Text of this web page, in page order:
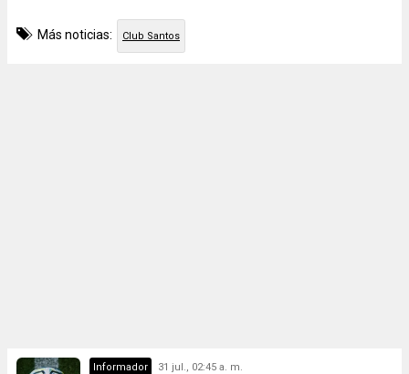
Más noticias: Club Santos
Informador 31 jul., 02:45 a. m.